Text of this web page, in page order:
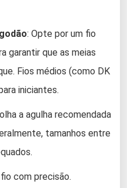
: Opte por um fio
garantir que as meias
Fios médios (como DK
iniciantes.
a agulha recomendada
tamanhos entre
com precisão.